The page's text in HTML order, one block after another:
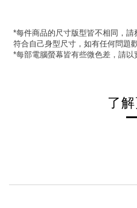
*每件商品的尺寸版型皆不相同，
符合自己身型尺寸，如有任何問題
*每部電腦螢幕皆有些微色差，請以
了